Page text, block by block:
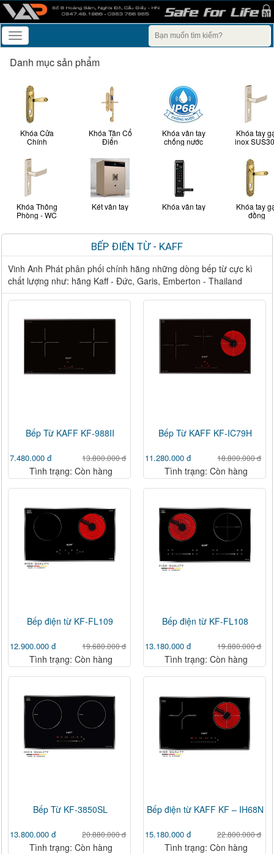
Toggle
navigation
Danh mục sản phẩm
Khóa Cửa
Chính
Khóa Thông
Phòng - WC
Khóa Tân Cổ
Điển
Két vân tay
Khóa vân tay
chống nước
Khóa vân tay
Khóa tay
inox
Khóa tay
đồng
BẾP ĐIỆN TỪ - KAFF
Vinh Anh Phát phân phối chính hãng những dòng bếp từ cực kì
chất lượng như: hãng Kaff - Đức, Garis, Emberton - Thailand
Bếp Từ KAFF KF-988II
7.480.000 đ 13.800.000 đ
Tình trạng: Còn hàng
Bếp Từ KAFF KF-IC79H
11.280.000 đ 18.800.000 đ
Tình trạng: Còn hàng
Bếp điện từ KF-FL109
12.900.000 đ 19.680.000 đ
Tình trạng: Còn hàng
Bếp điện từ KF-FL108
13.180.000 đ 19.880.000 đ
Tình trạng: Còn hàng
Bếp Từ KF-3850SL
13.800.000 đ 20.880.000 đ
Tình trạng: Còn hàng
Bếp điện từ KAFF KF – IH68N
15.180.000 đ 22.800.000 đ
Tình trạng: Còn hàng